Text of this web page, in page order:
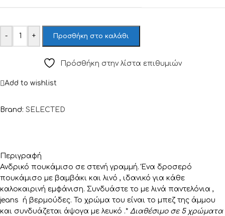
- + Προσθήκη στο καλάθι
Πρόσθήκη στην λίστα επιθυμιών
Add to wishlist
Brand: SELECTED
Περιγραφή
Ανδρικό πουκάμισο σε στενή γραμμή. Ένα δροσερό
πουκάμισο με βαμβάκι και λινό , ιδανικό για κάθε
καλοκαιρινή εμφάνιση. Συνδυάστε το με λινά παντελόνια ,
jeans ή βερμούδες. Το χρώμα του είναι το μπεζ της άμμου
και συνδυάζεται άψογα με λευκό .* Διαθέσιμο σε 5 χρώματα